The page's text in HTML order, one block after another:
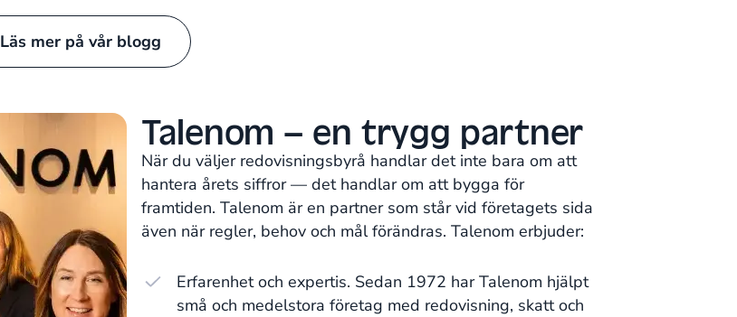
Läs mer på vår blogg
Talenom – en trygg partner
När du väljer redovisningsbyrå handlar det inte bara om att
hantera årets siffror — det handlar om att bygga för
framtiden. Talenom är en partner som står vid företagets sida
även när regler, behov och mål förändras. Talenom erbjuder:
Erfarenhet och expertis. Sedan 1972 har Talenom hjälpt
små och medelstora företag med redovisning, skatt och